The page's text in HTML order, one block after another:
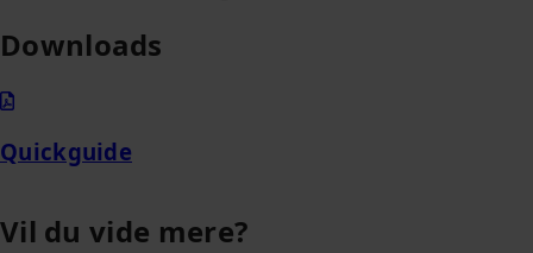
Downloads
Quickguide
Vil du vide mere?